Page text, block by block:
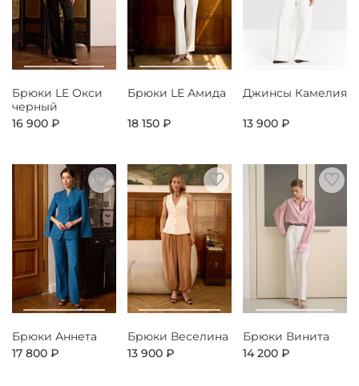
Брюки LE Окси
черный
16 900 ₽
Брюки LE Амида
18 150 ₽
Джинсы Камелия
13 900 ₽
Брюки Аннета
17 800 ₽
Брюки Веселина
13 900 ₽
Брюки Винита
14 200 ₽